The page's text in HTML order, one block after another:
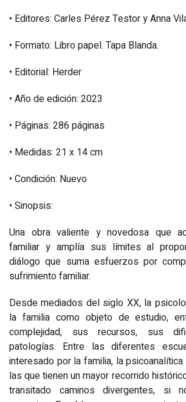
• Editores: Carles Pérez Testor y Anna
• Formato: Libro papel. Tapa Blanda.
• Editorial: Herder
• Año de edición: 2023
• Páginas: 286 páginas
• Medidas: 21 x 14 cm
• Condición: Nuevo
• Sinopsis:
Una obra valiente y novedosa que
familiar y amplía sus límites al
diálogo que suma esfuerzos por
sufrimiento familiar.
Desde mediados del siglo XX, la
la familia como objeto de estudio,
complejidad, sus recursos, sus
patologías. Entre las diferentes
interesado por la familia, la
las que tienen un mayor recorrido
transitado caminos divergentes, si